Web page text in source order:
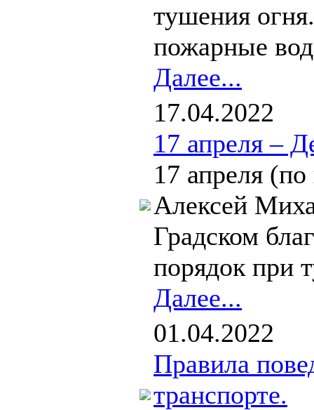
тушения
пожарные
Далее...
17.04.2022
17 апреля –
17 апреля
Алексей
Градском
порядок при
Далее...
01.04.2022
Правила
транспорте.